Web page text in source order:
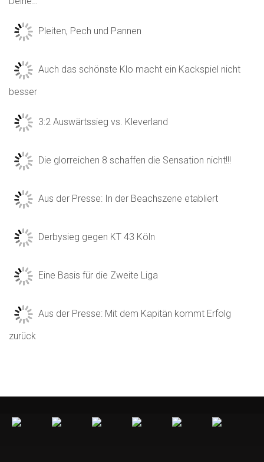
Pleiten, Pech und Pannen
Auch das schönste Klo macht ein Kackspiel nicht
besser
3:2 Auswärtssieg vs. Kleverland
Die glorreichen 8 schaffen die Sensation nicht!!!
Aus der Presse: In der Beachszene etabliert
Derbysieg gegen KT 43 Köln
Eine Basis für die Zweite Liga
Aus der Presse: Mit dem Kapitän kommt Erfolg
zurück